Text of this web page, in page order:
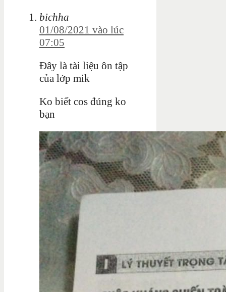
bichha
01/08/2021 vào lúc
07:05
Đây là tài liệu ôn tập
của lớp mik
Ko biết cos đúng ko
bạn